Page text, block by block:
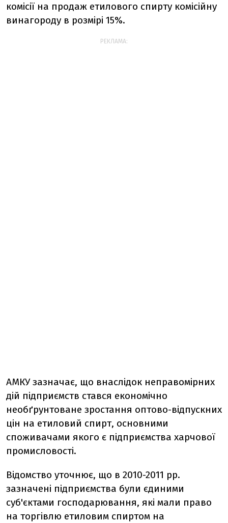
комісії на продаж етилового спирту комісійну
винагороду в розмірі 15%.
РЕКЛАМА:
АМКУ зазначає, що внаслідок неправомірних
дій підприємств стався економічно
необґрунтоване зростання оптово-відпускних
цін на етиловий спирт, основними
споживачами якого є підприємства харчової
промисловості.
Відомство уточнює, що в 2010-2011 рр.
зазначені підприємства були єдиними
суб'єктами господарювання, які мали право
на торгівлю етиловим спиртом на